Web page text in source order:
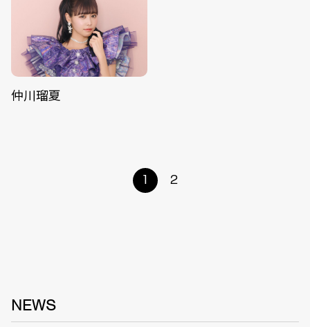
仲川瑠夏
1 2
NEWS